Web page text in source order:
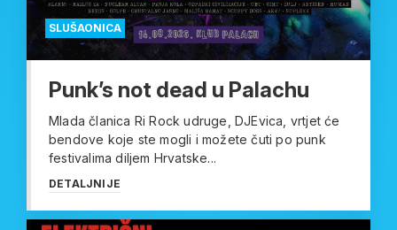
SLUŠAONICA
Punk’s not dead u Palachu
Mlada članica Ri Rock udruge, DJEvica, vrtjet će
bendove koje ste mogli i možete čuti po punk
festivalima diljem Hrvatske...
DETALJNIJE